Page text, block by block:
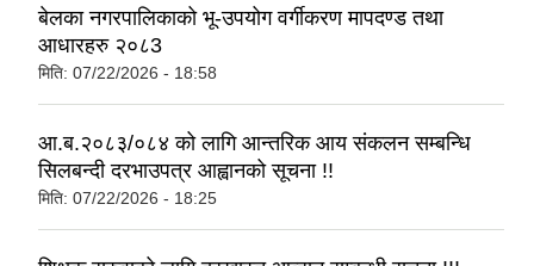
बेलका नगरपालिकाको भू-उपयोग वर्गीकरण मापदण्ड तथा
आधारहरु २०८3
मिति: 07/22/2026 - 18:58
आ.ब.२०८३/०८४ को लागि आन्तरिक आय संकलन सम्बन्धि
सिलबन्दी दरभाउपत्र आह्वानको सूचना !!
मिति: 07/22/2026 - 18:25